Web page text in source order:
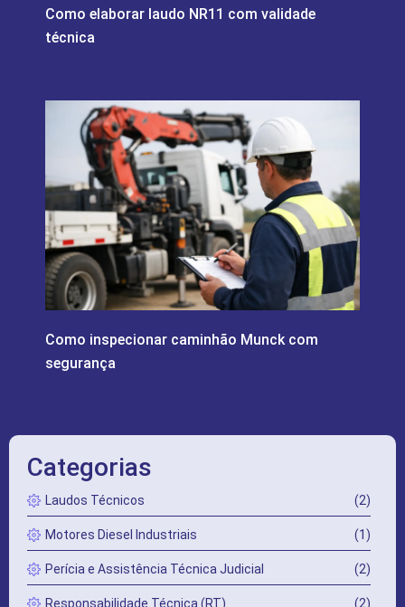
Como elaborar laudo NR11 com validade
técnica
Como inspecionar caminhão Munck com
segurança
Categorias
Laudos Técnicos (2)
Motores Diesel Industriais (1)
Perícia e Assistência Técnica Judicial (2)
Responsabilidade Técnica (RT) (2)